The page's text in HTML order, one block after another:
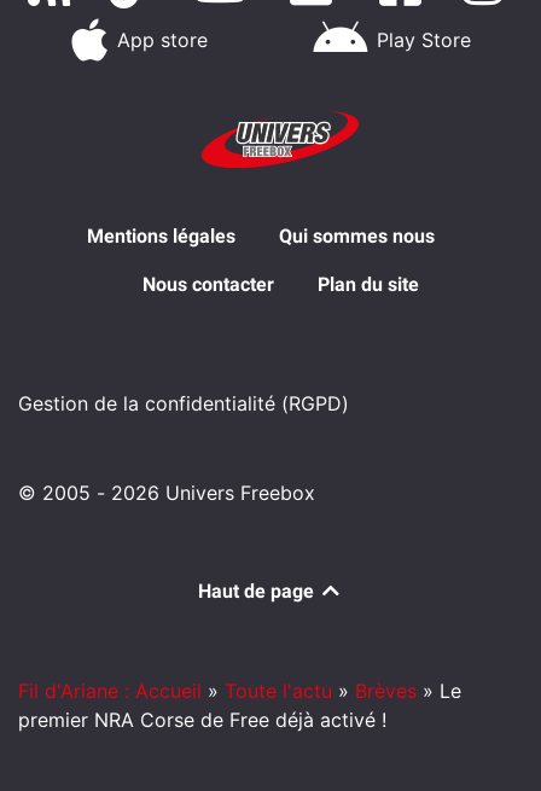
App store Play Store
Mentions légales Qui sommes nous
Nous contacter Plan du site
Gestion de la confidentialité (RGPD)
© 2005 - 2026 Univers Freebox
Haut de page
Fil d'Ariane : Accueil » Toute l'actu » Brèves » Le
premier NRA Corse de Free déjà activé !